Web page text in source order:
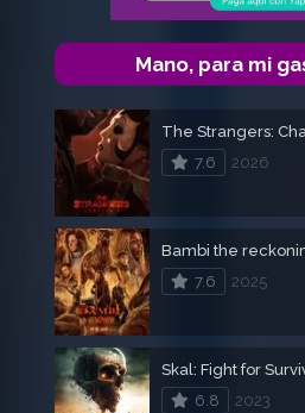
Mano, para mi
7.6
2026
7.6
2025
Skal: Fight for
6.8
2023